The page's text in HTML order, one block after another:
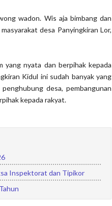
wadon. Wis aja bimbang dan
desa Panyingkiran Lor,
yang nyata dan berpihak kepada
Kidul ini sudah banyak yang
desa, pembangunan
kepada rakyat.
Inspektorat dan Tipikor